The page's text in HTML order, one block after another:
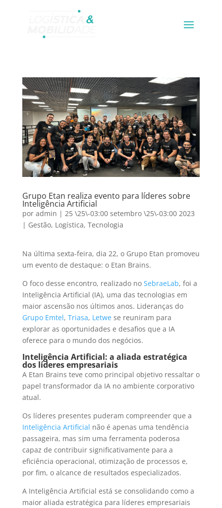
Grupo Etan realiza evento para líderes sobre
Inteligência Artificial
por admin | 25 \25\-03:00 setembro \25\-03:00 2023
| Gestão, Logística, Tecnologia
Na última sexta-feira, dia 22, o Grupo Etan promoveu
um evento de destaque: o Etan Brains.
O foco desse encontro, realizado no SebraeLab, foi a
Inteligência Artificial (IA), uma das tecnologias em
maior ascensão nos últimos anos. Lideranças do
Grupo Emtel, Triasa, Letwese reuniram para
explorar as oportunidades e desafios que a IA
oferece para o mundo dos negócios.
Inteligência Artificial: a aliada estratégica
dos líderes empresariais
A Etan Brains teve como principal objetivo ressaltar o
papel transformador da IA no ambiente corporativo
atual.
Os líderes presentes puderam compreender que a
Inteligência Artificial não é apenas uma tendência
passageira, mas sim uma ferramenta poderosa
capaz de contribuir significativamente para a
eficiência operacional, otimização de processos e,
por fim, o alcance de resultados especializados.
A Inteligência Artificial está se consolidando como a
maior aliada estratégica para líderes empresariais